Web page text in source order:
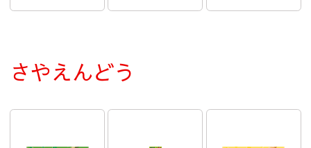
さやえんどう